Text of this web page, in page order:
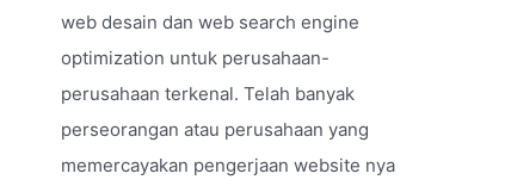
web desain dan web search engine
optimization untuk perusahaan-
perusahaan terkenal. Telah banyak
perseorangan atau perusahaan yang
memercayakan pengerjaan website nya